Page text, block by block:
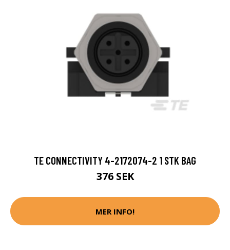
TE CONNECTIVITY 4-2172074-2 1 STK BAG
376 SEK
MER INFO!